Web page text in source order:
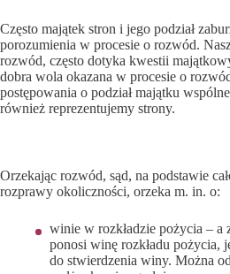
Często majątek stron i jego podział
porozumienia w procesie o rozwód.
rozwód, często dotyka kwestii
dobra wola okazana w procesie o
postępowania o podział majątku
również reprezentujemy strony.
Orzekając rozwód, sąd, na podstawie
rozprawy okoliczności, orzeka m. in. o:
winie w rozkładzie pożycia – a
ponosi winę rozkładu pożycia,
do stwierdzenia winy. Można